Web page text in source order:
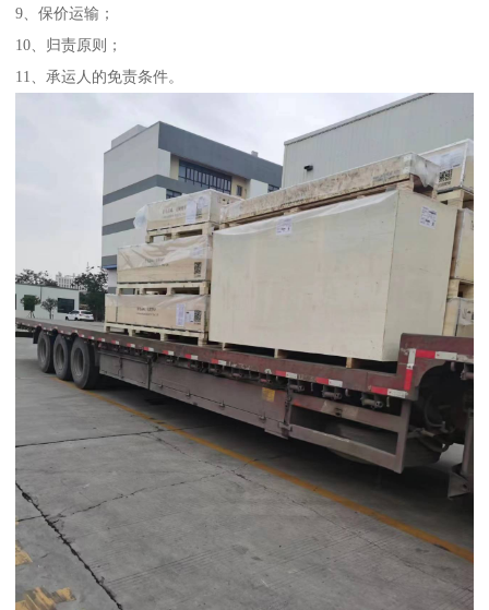
9、保价运输；
10、归责原则；
11、承运人的免责条件。